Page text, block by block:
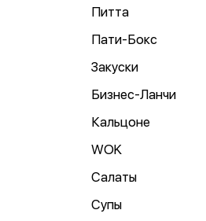
Питта
Пати-Бокс
Закуски
Бизнес-Ланчи
Кальцоне
WOK
Салаты
Супы